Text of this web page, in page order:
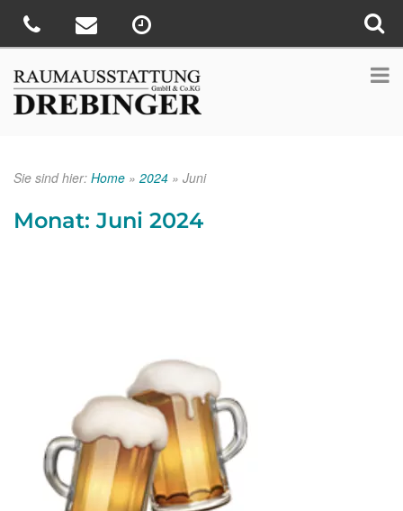
Sie sind hier: Home » 2024 » Juni
Monat:Juni 2024